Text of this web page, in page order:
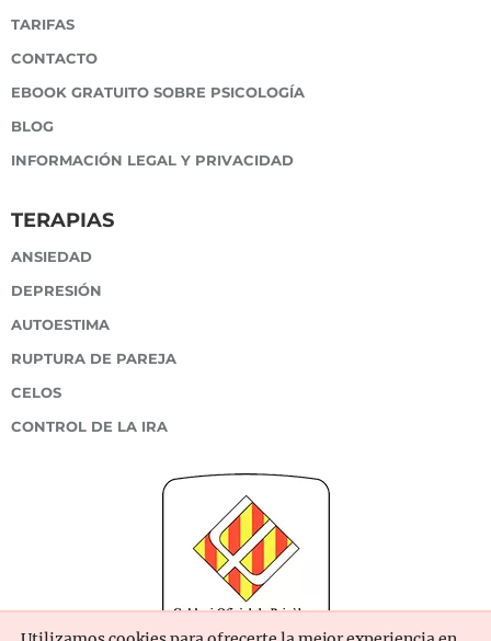
TARIFAS
CONTACTO
EBOOK GRATUITO SOBRE PSICOLOGÍA
BLOG
INFORMACIÓN LEGAL Y PRIVACIDAD
TERAPIAS
ANSIEDAD
DEPRESIÓN
AUTOESTIMA
RUPTURA DE PAREJA
CELOS
CONTROL DE LA IRA